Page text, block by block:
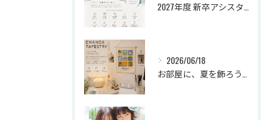
2026/06/18